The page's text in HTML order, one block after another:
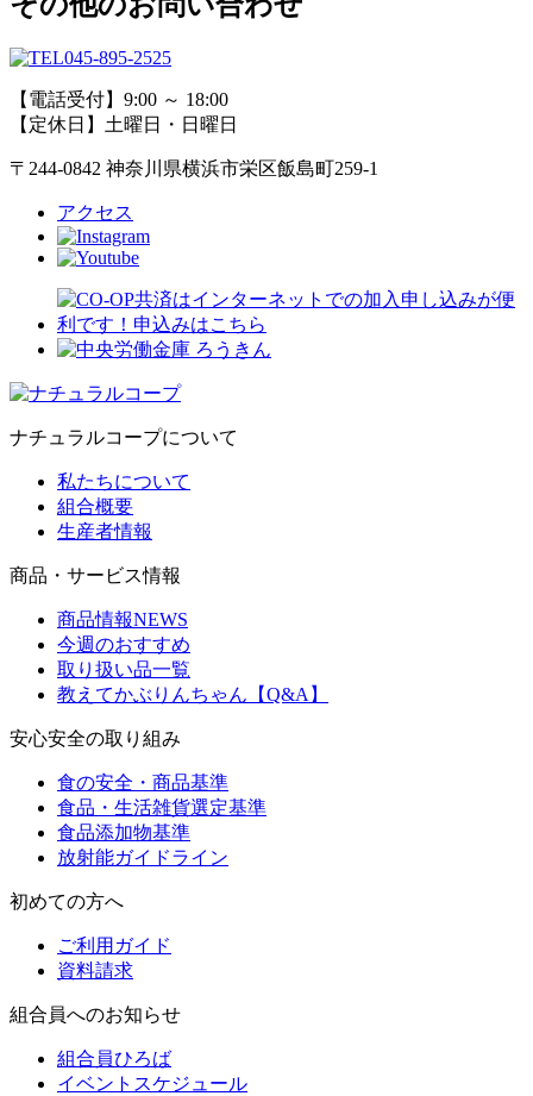
045-895-2525
【電話受付】9:00 ～ 18:00
【定休日】土曜日・日曜日
〒244-0842 神奈川県横浜市栄区飯島町259-1
アクセス
ナチュラルコープについて
私たちについて
組合概要
生産者情報
商品・サービス情報
商品情報NEWS
今週のおすすめ
取り扱い品一覧
教えてかぶりんちゃん【Q&A】
安心安全の取り組み
食の安全・商品基準
食品・生活雑貨選定基準
食品添加物基準
放射能ガイドライン
初めての方へ
ご利用ガイド
資料請求
組合員へのお知らせ
組合員ひろば
イベントスケジュール